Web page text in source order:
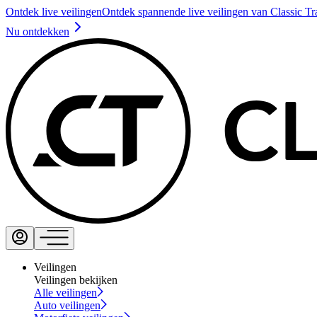
Ontdek live veilingenOntdek spannende live veilingen van Classic
Nu ontdekken
Veilingen
Veilingen bekijken
Alle veilingen
Auto veilingen